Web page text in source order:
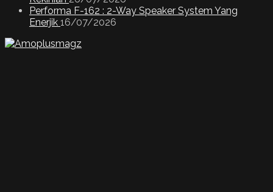
Performa F-162 : 2-Way Speaker System Yang
Enerjik 16/07/2026